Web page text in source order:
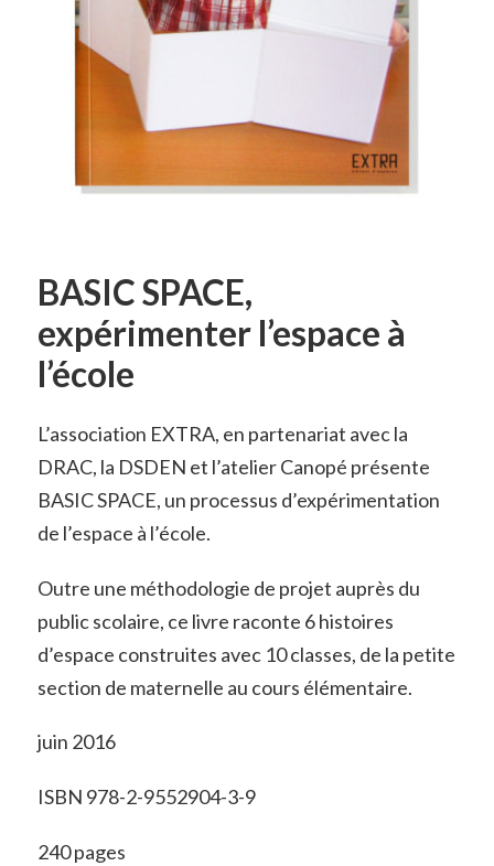
BASIC SPACE,
expérimenter l’espace à
l’école
L’association EXTRA, en partenariat avec la
DRAC, la DSDEN et l’atelier Canopé présente
BASIC SPACE, un processus d’expérimentation
de l’espace à l’école.
Outre une méthodologie de projet auprès du
public scolaire, ce livre raconte 6 histoires
d’espace construites avec 10 classes, de la petite
section de maternelle au cours élémentaire.
juin 2016
ISBN 978-2-9552904-3-9
240 pages